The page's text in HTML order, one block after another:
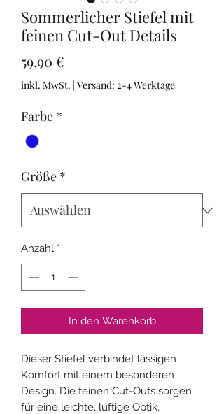
Sommerlicher Stiefel mit
feinen Cut-Out Details
59,90 €
inkl. MwSt. | Versand: 2-4 Werktage
Farbe *
Größe *
Anzahl *
In den Warenkorb
Dieser Stiefel verbindet lässigen
Komfort mit einem besonderen
Design. Die feinen Cut-Outs sorgen
für eine leichte, luftige Optik,